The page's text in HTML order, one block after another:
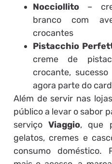
Nocciollito–
branco com
crocantes
Pistacchio
creme de
crocante,
agora parte do
Além de servir nas
público a levar o sabor
serviçoViaggio, que
gelatos, cremes e
consumo doméstico.